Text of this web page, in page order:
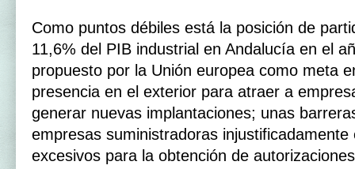
Como puntos débiles está la posición de
11,6% del PIB industrial en Andalucía en el
propuesto por la Unión europea como meta
presencia en el exterior para atraer a
generar nuevas implantaciones; unas
empresas suministradoras injustificadamente
excesivos para la obtención de